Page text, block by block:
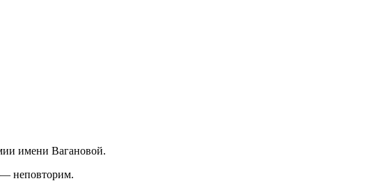
имени Вагановой.
— неповторим.